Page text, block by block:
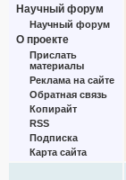
Научный форум
Научный форум
О проекте
Прислать
материалы
Реклама на сайте
Обратная связь
Копирайт
RSS
Подписка
Карта сайта